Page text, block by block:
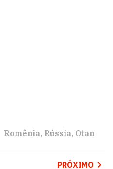
Romênia Rússia Otan
PRÓXIMO